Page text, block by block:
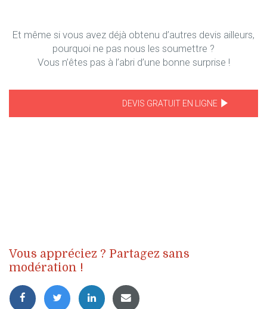
Et même si vous avez déjà obtenu d’autres devis ailleurs,
pourquoi ne pas nous les soumettre ?
Vous n’êtes pas à l’abri d’une bonne surprise !
DEVIS GRATUIT EN LIGNE
Vous appréciez ? Partagez sans
modération !